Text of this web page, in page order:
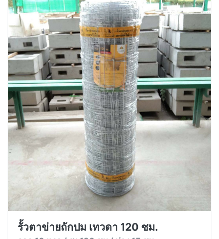
รั้วตาข่ายถักปม เทวดา 120 ซม.